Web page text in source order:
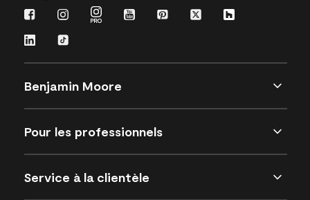
Benjamin Moore
Pour les professionnels
Service à la clientèle